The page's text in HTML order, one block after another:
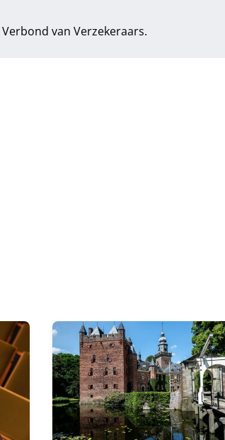
Verbond van Verzekeraars.